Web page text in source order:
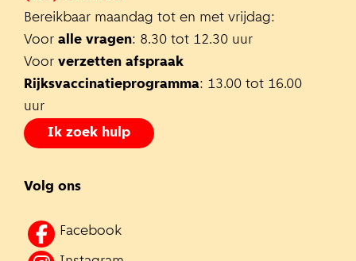
Bereikbaar maandag tot en met vrijdag:
Voor alle vragen: 8.30 tot 12.30 uur
Voor verzetten afspraak
Rijksvaccinatieprogramma: 13.00 tot 16.00
uur
Ik zoek hulp
Volg ons
Facebook